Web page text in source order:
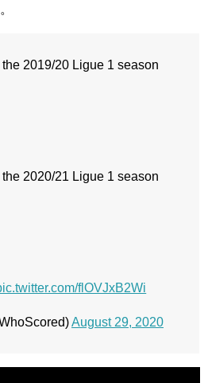
2019/20 Ligue 1 season
2020/21 Ligue 1 season
flOVJxB2Wi
August 29, 2020